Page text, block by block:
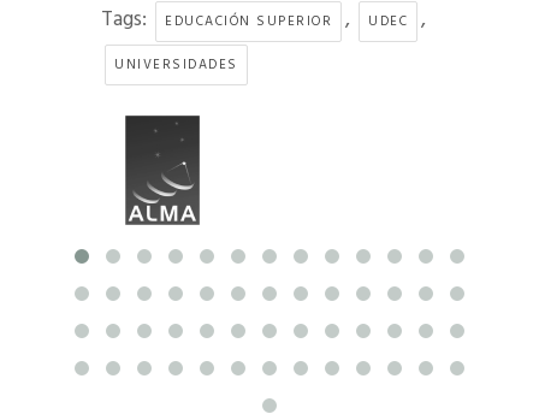
Tags: EDUCACIÓN SUPERIOR , UDEC ,
UNIVERSIDADES